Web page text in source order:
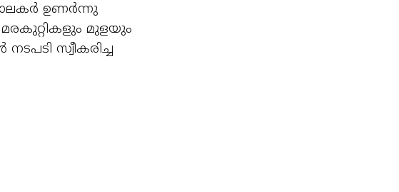
ഉണര്‍ന്നു
മരകുറ്റികളും മുളയും
സ്വീകരിച്ച